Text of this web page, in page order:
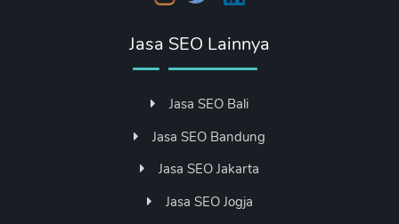
Jasa SEO Lainnya
Jasa SEO Bali
Jasa SEO Bandung
Jasa SEO Jakarta
Jasa SEO Jogja